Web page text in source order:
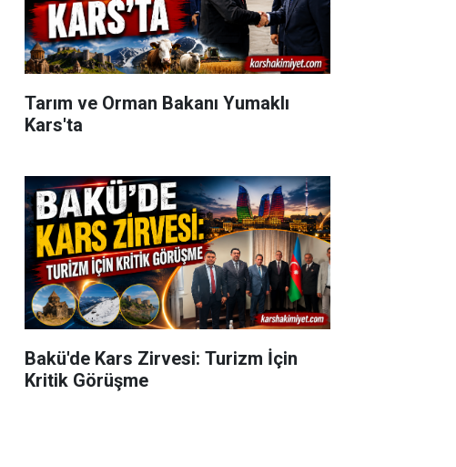
Tarım ve Orman Bakanı Yumaklı
Kars'ta
Bakü'de Kars Zirvesi: Turizm İçin
Kritik Görüşme